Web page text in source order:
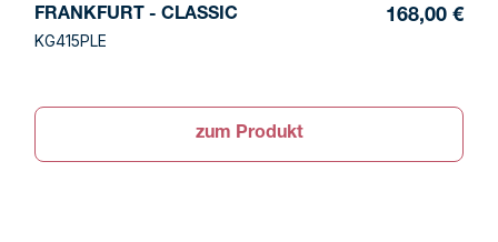
FRANKFURT - CLASSIC
KG415PLE
168,00 €
zum Produkt